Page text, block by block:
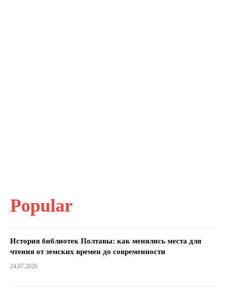
Popular
История библиотек Полтавы: как менялись места для
чтения от земских времен до современности
24.07.2026